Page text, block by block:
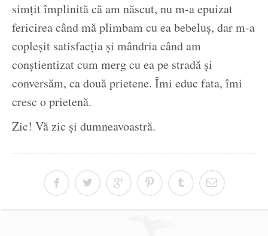
simțit împlinită că am născut, nu m-a epuizat
fericirea când mă plimbam cu ea bebeluș, dar m-a
copleșit satisfacția și mândria când am
conștientizat cum merg cu ea pe stradă și
conversăm, ca două prietene. Îmi educ fata, îmi
cresc o prietenă.
Zic! Vă zic și dumneavoastră.